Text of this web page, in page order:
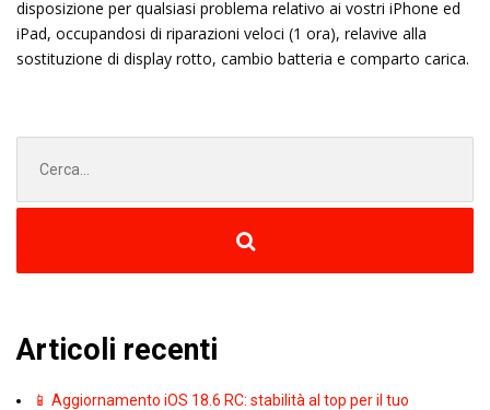
disposizione per qualsiasi problema relativo ai vostri iPhone ed
iPad, occupandosi di riparazioni veloci (1 ora), relavive alla
sostituzione di display rotto, cambio batteria e comparto carica.
per:
Articoli recenti
📱 Aggiornamento iOS 18.6 RC: stabilità al top per il tuo